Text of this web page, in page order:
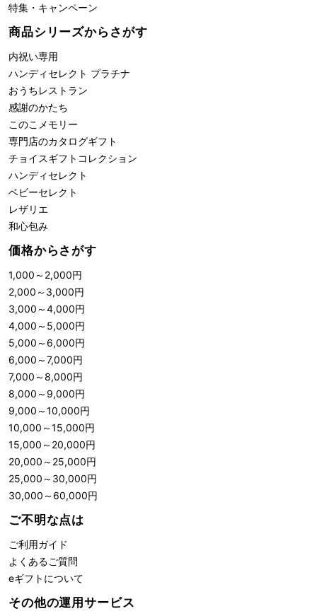
特集・キャンペーン
商品シリーズからさがす
内祝い専用
ハンディセレクト プラチナ
おうちレストラン
感謝のかたち
このこメモリー
専門店のカタログギフト
チョイスギフトコレクション
ハンディセレクト
ベビーセレクト
レザリエ
和心包み
価格からさがす
1,000 ～ 2,000円
2,000 ～ 3,000円
3,000 ～4,000円
4,000 ～ 5,000円
5,000 ～ 6,000円
6,000 ～7,000円
7,000 ～8,000円
8,000 ～ 9,000円
9,000 ～10,000円
10,000 ～15,000円
15,000 ～ 20,000円
20,000 ～ 25,000円
25,000 ～ 30,000円
30,000 ～ 60,000円
ご不明な点は
ご利用ガイド
よくあるご質問
eギフトについて
その他の運用サービス